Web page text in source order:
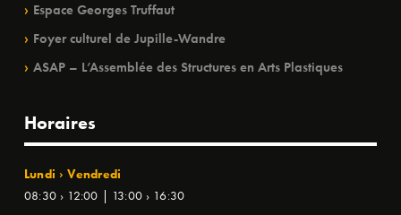
Espace Georges Truffaut
Foyer culturel de Jupille-Wandre
ASAP – L’Assemblée des Structures en Arts Plastiques
Horaires
Lundi › Vendredi
08:30 › 12:00 | 13:00 › 16:30